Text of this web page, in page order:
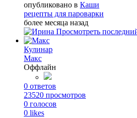
опубликовано в Каши
рецепты для пароварки
более месяца назад
Просмотреть
Кулинар
Макс
Оффлайн
0 ответов
23520 просмотров
0 голосов
0 likes